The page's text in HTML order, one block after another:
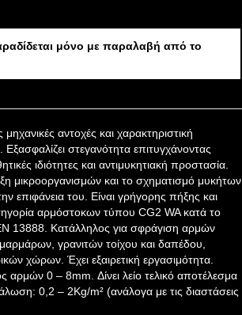
μόνο με παραλαβή από το
αντοχές και χαρακτηριστική
Εξασφαλίζει στεγανότητα επιτυγχάνοντας
ιδιότητες και αντιμυκητιακή προστασία.
μικροοργανισμών και το σχηματισμό μυκήτων
επιφάνεια του. Είναι γρήγορης πήξης και
αρμόστοκων τύπου CG2 WA κατά το
13888. Κατάλληλος για σφράγιση αρμών
γρανιτών τοίχου και δαπέδου,
χώρων. Έχει εξαιρετική εργασιμότητα.
αρμών 0 – 8mm. Δίνει λείο τελικό αποτέλεσμα
0,2 – 2Kg/m² (ανάλογα με τις διαστάσεις